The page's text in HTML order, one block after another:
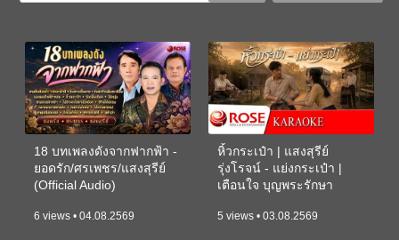
18 บทเพลงดังจากฟากฟ้า -
ยอดรัก/ศรเพชร/แสงสุรีย์
(Official Audio)
6 views • 04.08.2569
หิ้วกระเป๋า | แสงสุรีย์
รุ่งโรจน์ - แย่งกระเป๋า |
เตือนใจ บุญพระรักษา
5 views • 03.08.2569